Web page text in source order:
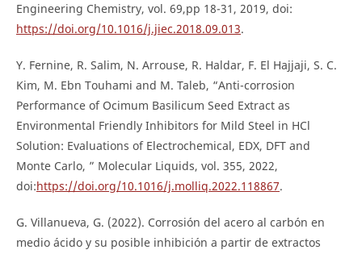
Engineering Chemistry, vol. 69,pp 18-31, 2019, doi:
https://doi.org/10.1016/j.jiec.2018.09.013.
Y. Fernine, R. Salim, N. Arrouse, R. Haldar, F. El Hajjaji, S. C.
Kim, M. Ebn Touhami and M. Taleb, “Anti-corrosion
Performance of Ocimum Basilicum Seed Extract as
Environmental Friendly Inhibitors for Mild Steel in HCl
Solution: Evaluations of Electrochemical, EDX, DFT and
Monte Carlo, ” Molecular Liquids, vol. 355, 2022,
doi:https://doi.org/10.1016/j.molliq.2022.118867.
G. Villanueva, G. (2022). Corrosión del acero al carbón en
medio ácido y su posible inhibición a partir de extractos